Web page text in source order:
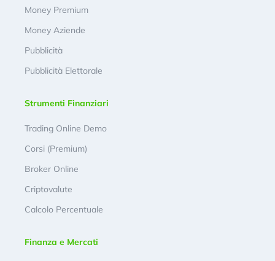
Money Premium
Money Aziende
Pubblicità
Pubblicità Elettorale
Strumenti Finanziari
Trading Online Demo
Corsi (Premium)
Broker Online
Criptovalute
Calcolo Percentuale
Finanza e Mercati